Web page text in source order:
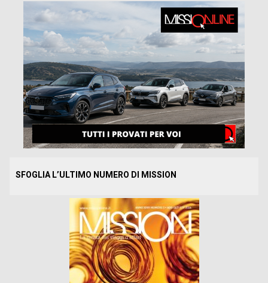
SFOGLIA L’ULTIMO NUMERO DI MISSION